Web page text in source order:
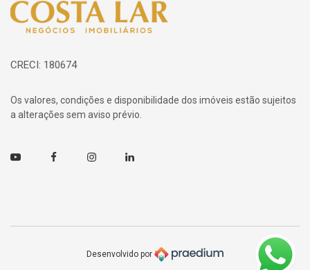
CRECI: 180674
Os valores, condições e disponibilidade dos imóveis estão sujeitos
a alterações sem aviso prévio.
Youtube FacebookInstagramLinkedin
Desenvolvido por